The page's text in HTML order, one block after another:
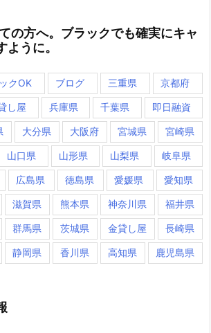
の方へ。ブラックでも確実にキャ
ように。
クOK ブログ 三重県 京都府
し屋 兵庫県 千葉県 即日融資
大分県 大阪府 宮城県 宮崎県
山口県 山形県 山梨県 岐阜県
広島県 徳島県 愛媛県 愛知県
滋賀県 熊本県 神奈川県 福井県
群馬県 茨城県 金貸し屋 長崎県
静岡県 香川県 高知県 鹿児島県